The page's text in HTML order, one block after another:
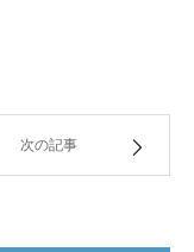
次の記事